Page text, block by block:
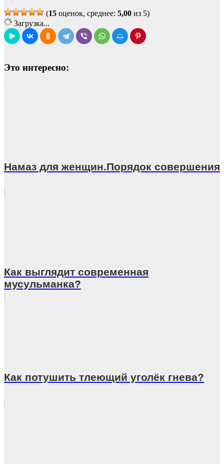
(15 оценок, среднее: 5,00 из 5)
Загрузка...
Это интересно:
Намаз для женщин.Порядок совершения
Как выглядит cовременная
мусульманка?
Как потушить тлеющий уголёк гнева?